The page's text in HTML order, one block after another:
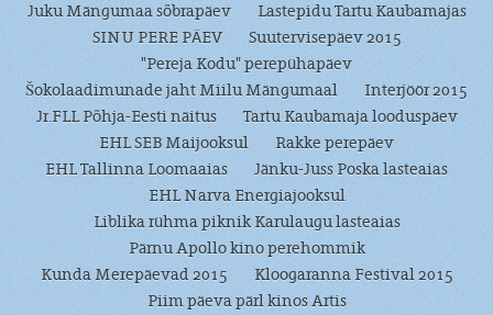
Juku Mängumaa sõbrapäev
Lastepidu Tartu Kaubamajas
SINU PERE PÄEV
Suutervisepäev 2015
"Pereja Kodu" perepühapäev
Šokolaadimunade jaht Miilu Mängumaal
Interjöör 2015
Jr.FLL Põhja-Eesti näitus
Tartu Kaubamaja looduspäev
EHL SEB Maijooksul
Rakke perepäev
EHL Tallinna Loomaaias
Jänku-Juss Poska lasteaias
EHL Narva Energiajooksul
Liblika rühma piknik Karulaugu lasteaias
Pärnu Apollo kino perehommik
Kunda Merepäevad 2015
Kloogaranna Festival 2015
Piim päeva pärl kinos Artis